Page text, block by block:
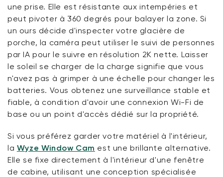
une prise. Elle est résistante aux intempéries et
peut pivoter à 360 degrés pour balayer la zone. Si
un ours décide d'inspecter votre glacière de
porche, la caméra peut utiliser le suivi de personnes
par IA pour le suivre en résolution 2K nette. Laisser
le soleil se charger de la charge signifie que vous
n'avez pas à grimper à une échelle pour changer les
batteries. Vous obtenez une surveillance stable et
fiable, à condition d'avoir une connexion Wi-Fi de
base ou un point d'accès dédié sur la propriété.
Si vous préférez garder votre matériel à l'intérieur,
la Wyze Window Cam est une brillante alternative.
Elle se fixe directement à l'intérieur d'une fenêtre
de cabine, utilisant une conception spécialisée